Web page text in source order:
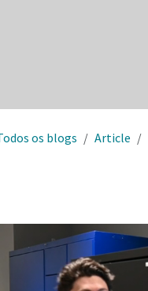
os blogs Article